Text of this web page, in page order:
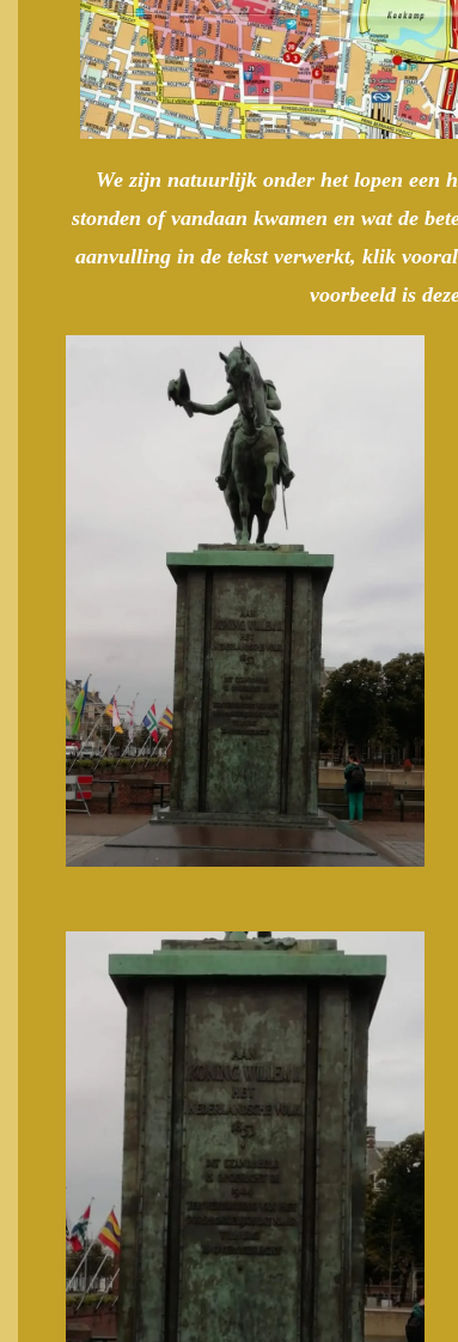
We zijn natuurlijk onder het lopen een
stonden of vandaan kwamen en wat de
aanvulling in de tekst verwerkt, klik
voorbeeld is